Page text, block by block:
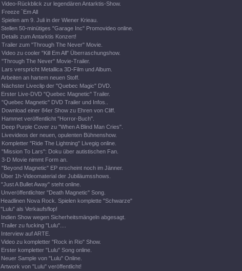
Video-Rückblick zur legendären Antarktis-Show.
Freeze `Em All
Spielen am 9. Juli in der Wiener Krieau.
Stellen 50-minütiges "Garage Inc" Promovideo online.
Details zum Antarktis Konzert!
Trailer zum "Through The Never" Movie.
Video zu cooler "Kill Em All" Überraschungshow.
"Through The Never" Movie-Trailer.
Lars verspricht Metallica 3D-Film und Album.
Arbeiten an hartem neuen Stoff.
Nächster Liveclip der "Quebec Magic" DVD.
Erster Live-DVD "Quebec Magnetic" Trailer.
"Quebec Magnetic" DVD Trailer und Infos..
Download einer 84er Show zu Ehren von Cliff.
Hammet veröffentlicht "Horror-Buch".
Deep Purple Cover zu "When A Blind Man Cries".
Livevideos der neuen, opulenten Bühnenshow.
Kompletter "Ride The Lightning" Livegig online.
"Mission To Lars": Doku über autistischen Fan.
3-D Movie nimmt Form an.
"Beyond Magnetic" EP erscheint noch im Jänner.
Über 1h-Videomaterial der Jubiläumsshows.
"Just A Bullet Away" steht online.
Unveröffentlichter "Death Magnetic" Song.
Headlinen Nova Rock. Spielen komplette "Schwarze"
"Lulu" als Verkaufsflop!
Indien Show wegen Sicherheitsmängeln abgesagt.
Trailer zu fucking "Lulu"....
Interview auf ARTE.
Video zu kompletter "Rock in Rio" Show.
Erster kompletter "Lulu" Song online.
Neuer Sample von "Lulu" Online.
Artwork von "Lulu" veröffentlicht!